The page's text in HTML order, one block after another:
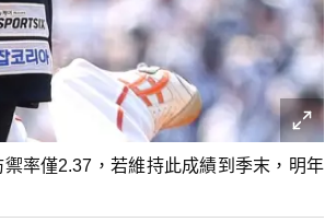
率僅2.37，若維持此成績到季末，明年